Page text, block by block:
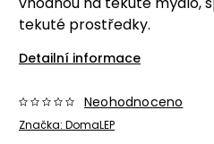
tekuté prostředky.
Detailní informace
Značka: DomaLEP
Neohodnoceno